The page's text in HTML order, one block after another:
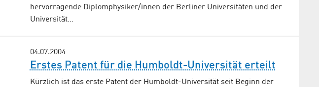
hervorragende Diplomphysiker/innen der Berliner Universitäten und der
Universität…
04.07.2004
Erstes Patent für die Humboldt-Universität erteilt
Kürzlich ist das erste Patent der Humboldt-Universität seit Beginn der